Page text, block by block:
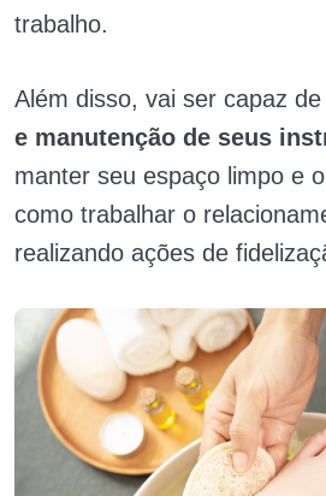
trabalho.
Além disso, vai ser capaz
e manutenção de seus
manter seu espaço limpo e
como trabalhar o
realizando ações de